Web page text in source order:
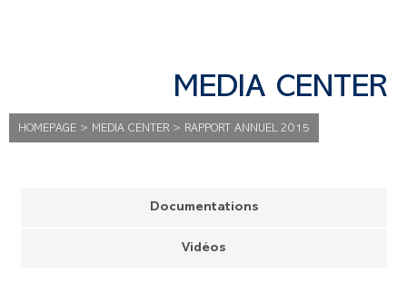
MEDIA CENTER
HOMEPAGE > MEDIA CENTER > RAPPORT ANNUEL 2015
Documentations
Vidéos